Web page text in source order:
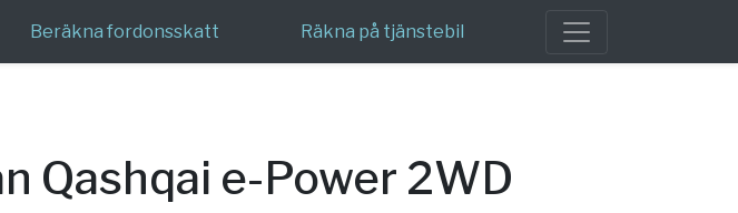
Beräkna fordonsskatt Räkna på tjänstebil
Qashqai e-Power 2WD